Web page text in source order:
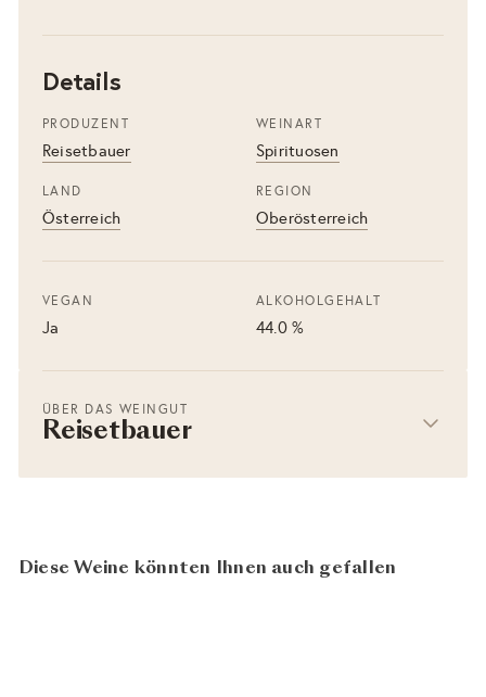
Details
PRODUZENT
Reisetbauer
WEINART
Spirituosen
LAND
Österreich
REGION
Oberösterreich
VEGAN
Ja
ALKOHOLGEHALT
44.0 %
ÜBER DAS WEINGUT
Reisetbauer
Diese Weine könnten Ihnen auch gefallen